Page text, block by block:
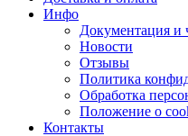
Инфо
Документация
Новости
Отзывы
Политика
Обработка
Положение о
Контакты